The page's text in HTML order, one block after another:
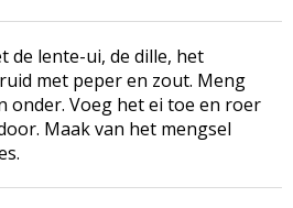
de lente-ui, de dille, het
met peper en zout. Meng
onder. Voeg het ei toe en roer
Maak van het mengsel